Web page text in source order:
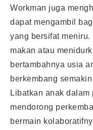
Workman juga
dapat mengambil
yang bersifat
makan atau
bertambahnya usia
berkembang
Libatkan anak
mendorong
bermain